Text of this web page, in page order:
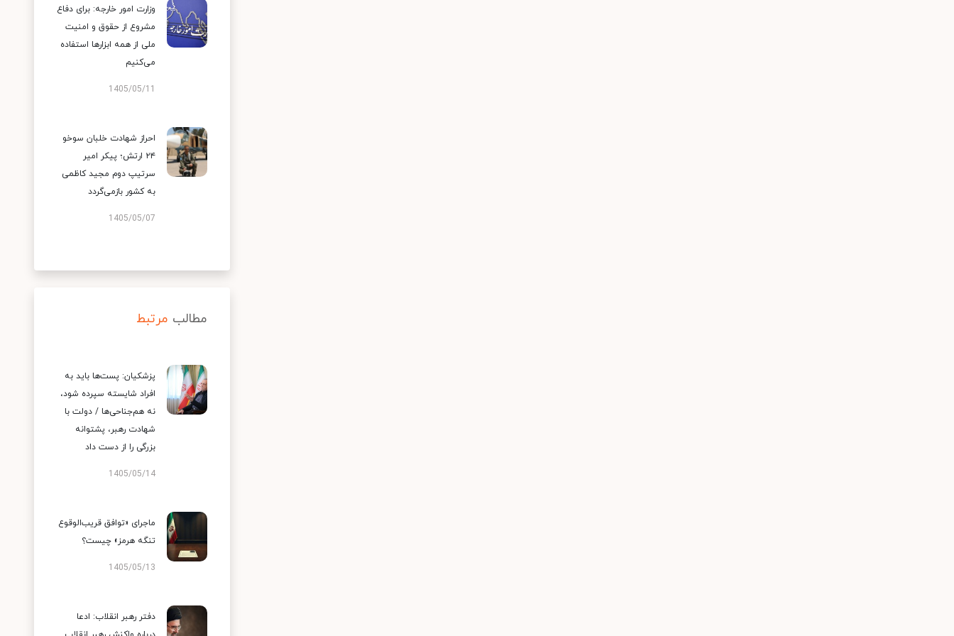
وزارت امور خارجه: برای دفاع
مشروع از حقوق و امنیت
ملی از همه ابزارها استفاده
می‌کنیم
1405/05/11
احراز شهادت خلبان سوخو
۲۴ ارتش؛ پیکر امیر
سرتیپ دوم مجید کاظمی
به کشور بازمی‌گردد
1405/05/07
مطالب مرتبط
پزشکیان: پست‌ها باید به
افراد شایسته سپرده شود،
نه هم‌جناحی‌ها / دولت با
شهادت رهبر، پشتوانه
بزرگی را از دست داد
1405/05/14
ماجرای «توافق قریب‌الوقوع
تنگه هرمز» چیست؟
1405/05/13
دفتر رهبر انقلاب: ادعا